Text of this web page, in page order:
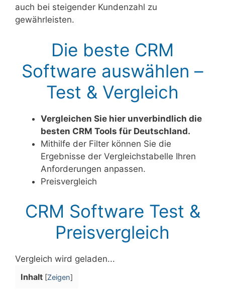
auch bei steigender Kundenzahl zu
gewährleisten.
Die beste CRM
Software auswählen –
Test & Vergleich
Vergleichen Sie hier unverbindlich die
besten CRM Tools für Deutschland.
Mithilfe der Filter können Sie die
Ergebnisse der Vergleichstabelle Ihren
Anforderungen anpassen.
Preisvergleich
CRM Software Test &
Preisvergleich
Vergleich wird geladen...
Inhalt [Zeigen]